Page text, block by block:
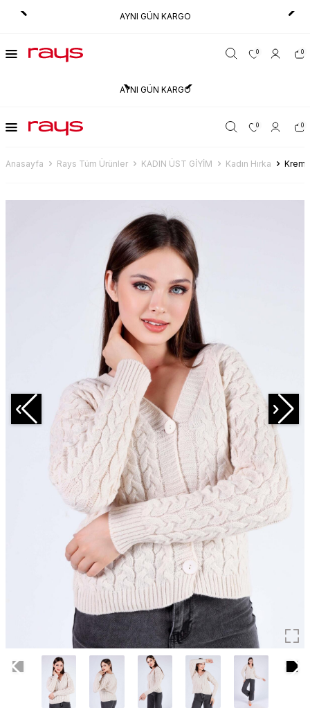
AYNI GÜN KARGO
0 0
AYNI GÜN KARGO
0 0
Anasayfa Rays Tüm Ürünler KADIN ÜST GİYİM Kadın Hırka Krem